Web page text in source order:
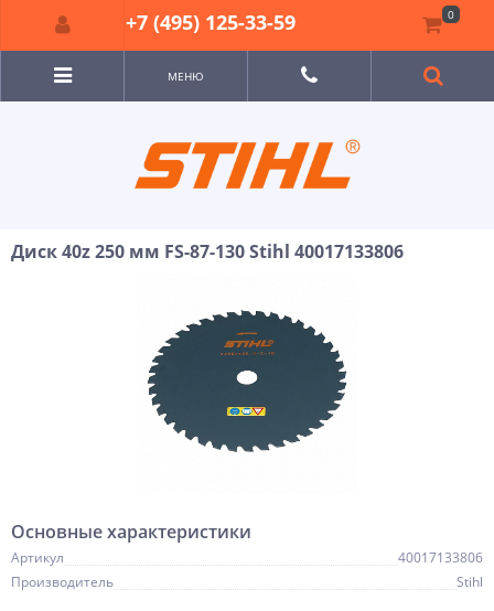
МЕНЮ
Диск 40z 250 мм FS-87-130 Stihl 40017133806
Основные характеристики
Артикул
40017133806
Производитель
Stihl
+7 (495) 125-33-59 0